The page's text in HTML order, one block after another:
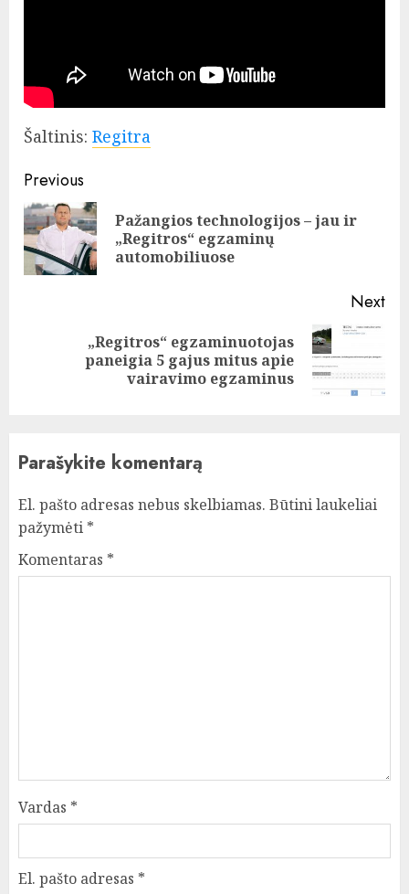
Šaltinis: Regitra
Continue
Reading
Previous
Pažangios technologijos – jau ir
„Regitros“ egzaminų
automobiliuose
Next
„Regitros“ egzaminuotojas
paneigia 5 gajus mitus apie
vairavimo egzaminus
Parašykite komentarą
El. pašto adresas nebus skelbiamas. Būtini laukeliai
pažymėti *
Komentaras *
Vardas *
El. pašto adresas *